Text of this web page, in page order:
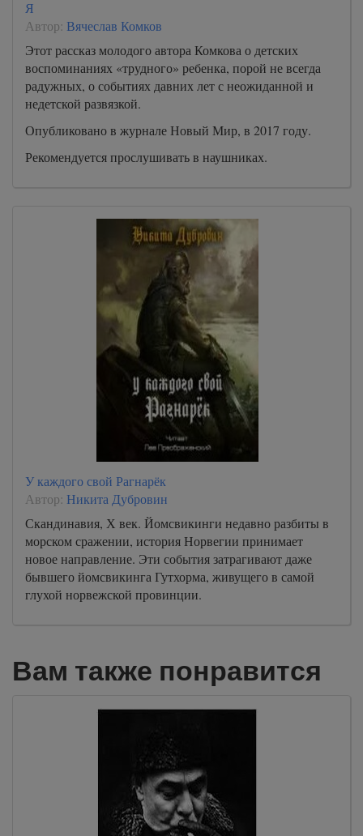
Я
Автор: Вячеслав Комков
Этот рассказ молодого автора Комкова о детских
воспоминаниях «трудного» ребенка, порой не всегда
радужных, о событиях давних лет с неожиданной и
недетской развязкой.
Опубликовано в журнале Новый Мир, в 2017 году.
Рекомендуется прослушивать в наушниках.
У каждого свой Рагнарёк
Автор: Никита Дубровин
Скандинавия, Х век. Йомсвикинги недавно разбиты в
морском сражении, история Норвегии принимает
новое направление. Эти события затрагивают даже
бывшего йомсвикинга Гутхорма, живущего в самой
глухой норвежской провинции.
Вам также понравится